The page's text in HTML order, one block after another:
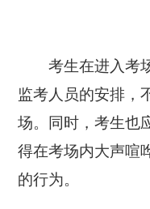
考生在进入考场
监考人员的安排，
场。同时，考生也
得在考场内大声喧
的行为。